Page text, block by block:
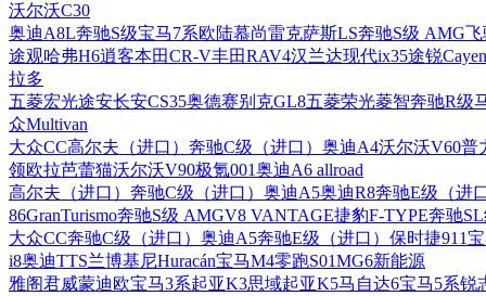
沃尔沃C30
奥迪A8L奔驰S级宝马7系欧陆慕尚雷克萨斯LS奔驰S级 AMG飞
途观哈弗H6逍客本田CR-V丰田RAV4汉兰达现代ix35途锐
拉多
五菱宏光途安长安CS35奥德赛别克GL8五菱荣光菱智奔驰R级
众Multivan
大众CC高尔夫（进口） 奔驰C级（进口） 奥迪A4沃尔沃V60普
领欧拉芭蕾猫沃尔沃V90极氪001奥迪A6 allroad
高尔夫（进口） 奔驰C级（进口） 奥迪A5奥迪R8奔驰E级（进
86GranTurismo奔驰S级 AMGV8 VANTAGE捷豹F-TYPE奔驰
大众CC奔驰C级（进口） 奥迪A5奔驰E级（进口） 保时捷911
i8奥迪TTS兰博基尼Huracán宝马M4零跑S01MG6新能源
雅阁君威蒙迪欧宝马3系起亚K3思域起亚K5马自达6宝马5系锐